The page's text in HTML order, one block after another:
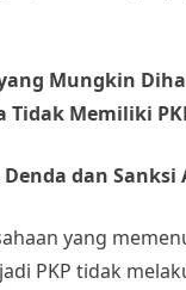
Mungkin
Tidak Memiliki
Denda dan
yang
PKP tidak